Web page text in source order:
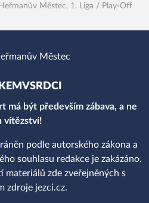
Heřmanův Městec, 1. Liga / Play-Off
má být především zábava, a ne
vítězství!
podle autorského zákona a
souhlasu redakce je zakázáno.
materiálů zde zveřejněných s
zdroje jezci.cz.